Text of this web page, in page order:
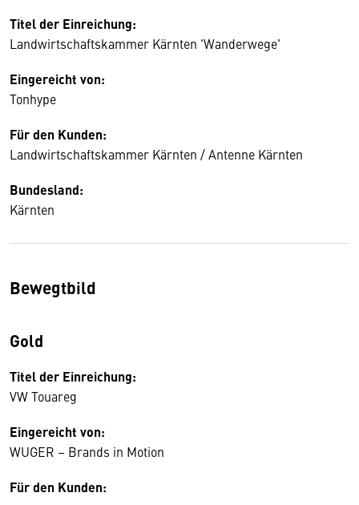
Titel der Einreichung:
Landwirtschaftskammer Kärnten 'Wanderwege'
Eingereicht von:
Tonhype
Für den Kunden:
Landwirtschaftskammer Kärnten / Antenne Kärnten
Bundesland:
Kärnten
Bewegtbild
Gold
Titel der Einreichung:
VW Touareg
Eingereicht von:
WUGER – Brands in Motion
Für den Kunden: